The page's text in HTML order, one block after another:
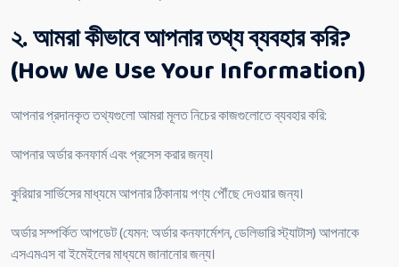
২. আমরা কীভাবে আপনার তথ্য ব্যবহার করি?
(How We Use Your Information)
আপনার প্রদানকৃত তথ্যগুলো আমরা মূলত নিচের কাজগুলোতে ব্যবহার করি:
আপনার অর্ডার কনফার্ম এবং প্রসেস করার জন্য।
কুরিয়ার সার্ভিসের মাধ্যমে আপনার ঠিকানায় পণ্য পৌঁছে দেওয়ার জন্য।
অর্ডার সম্পর্কিত আপডেট (যেমন: অর্ডার কনফার্মেশন, ডেলিভারি স্ট্যাটাস) আপনাকে
এসএমএস বা ইমেইলের মাধ্যমে জানানোর জন্য।